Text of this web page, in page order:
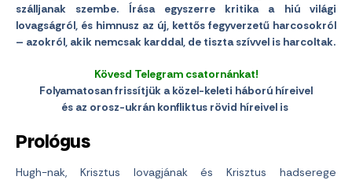
szálljanak szembe. Írása egyszerre kritika a hiú világi
lovagságról, és himnusz az új, kettős fegyverzetű harcosokról
– azokról, akik nemcsak karddal, de tiszta szívvel is harcoltak.
Kövesd Telegram csatornánkat!
Folyamatosan frissítjük a közel-keleti háború híreivel
és az orosz-ukrán konfliktus rövid híreivel is
Prológus
Hugh-nak, Krisztus lovagjának és Krisztus hadserege